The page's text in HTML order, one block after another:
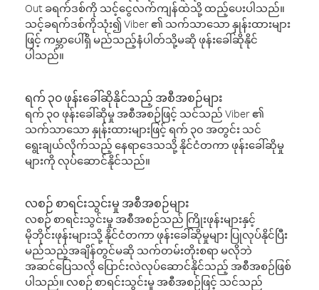
Out ခရက်ဒစ်ကို သင့်ငွေလက်ကျန်ထဲသို့ ထည့်ပေးပါသည်။
သင့်ခရက်ဒစ်ကိုသုံး၍ Viber ၏ သက်သာသော နှုန်းထားများ
ဖြင့် ကမ္ဘာပေါ်ရှိ မည်သည့်နံပါတ်သို့မဆို ဖုန်းခေါ်ဆိုနိုင်
ပါသည်။
ရက် ၃၀ ဖုန်းခေါ်ဆိုနိုင်သည့် အစီအစဉ်များ
ရက် ၃၀ ဖုန်းခေါ်ဆိုမှု အစီအစဉ်ဖြင့် သင်သည် Viber ၏
သက်သာသော နှုန်းထားများဖြင့် ရက် ၃၀ အတွင်း သင်
ရွေးချယ်လိုက်သည့် နေရာဒေသသို့ နိုင်ငံတကာ ဖုန်းခေါ်ဆိုမှု
များကို လုပ်ဆောင်နိုင်သည်။
လစဉ် စာရင်းသွင်းမှု အစီအစဉ်များ
လစဉ် စာရင်းသွင်းမှု အစီအစဉ်သည် ကြိုးဖုန်းများနှင့်
မိုဘိုင်းဖုန်းများသို့ နိုင်ငံတကာ ဖုန်းခေါ်ဆိုမှုများ ပြုလုပ်နိုင်ပြီး
မည်သည့်အချိန်တွင်မဆို သက်တမ်းတိုးစရာ မလိုဘဲ
အဆင်ပြေသလို ပြောင်းလဲလုပ်ဆောင်နိုင်သည့် အစီအစဉ်ဖြစ်
ပါသည်။ လစဉ် စာရင်းသွင်းမှု အစီအစဉ်ဖြင့် သင်သည်